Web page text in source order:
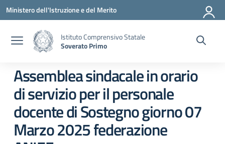
Vai ai contenuti
Vai al menu di navigazione
Vai al footer
Ministero dell'Istruzione e del Merito
Istituto Comprensivo Statale
Soverato Primo
Assemblea sindacale in orario
di servizio per il personale
docente di Sostegno giorno 07
Marzo 2025 federazione